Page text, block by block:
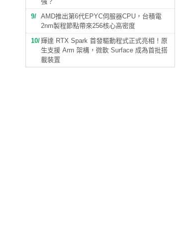
9
AMD推出第6代EPYC伺服器CPU，台積電
2nm製程節點帶來256核心高密度
10 輝達 RTX Spark 首發驅動程式正式亮相！原
生支援 Arm 架構，微軟 Surface 成為首批搭
載裝置